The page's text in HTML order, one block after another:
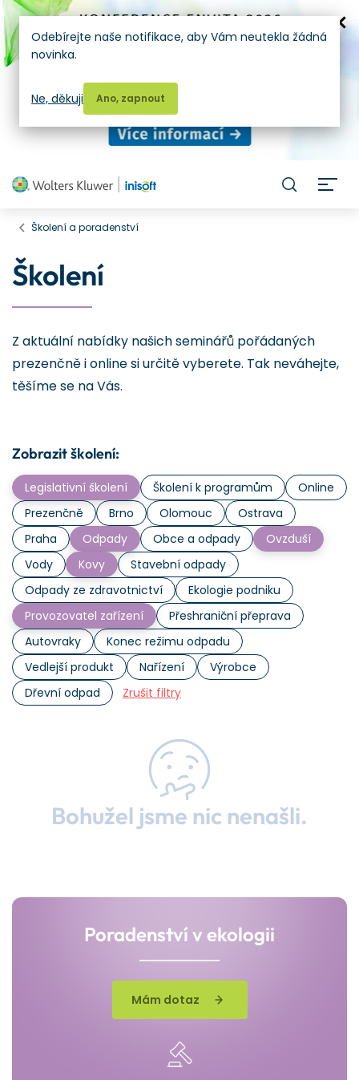
Školení a poradenství
Školení
Z aktuální nabídky našich seminářů pořádaných
prezenčně i online si určitě vyberete. Tak neváhejte,
těšíme se na Vás.
Zobrazit školení:
Legislativní školení Školení k programům
Online
Prezenčně
Brno Olomouc
Ostrava
Praha
Odpady Obce a odpady
Ovzduší
Vody
Kovy
Stavební odpady
Odpady ze zdravotnictví
Ekologie podniku
Provozovatel zařízení
Přeshraniční přeprava
Autovraky
Konec režimu odpadu
Vedlejší produkt
Nařízení
Výrobce
Dřevní odpad
Zrušit filtry
Bohužel jsme nic nenašli.
Poradenství v ekologii
Mám dotaz
Odebírejte naše notifikace, aby Vám neutekla žádná
novinka.
Ano, zapnout
Ne, děkuji